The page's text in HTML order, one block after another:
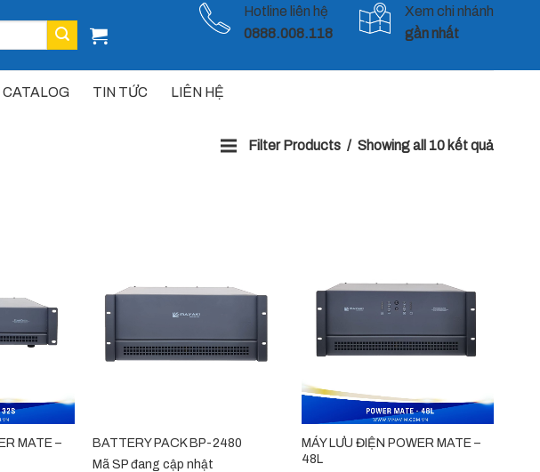
Hotline liên hệ
0888.008.118
Xem chi nhánh
gần nhất
CATALOG TIN TỨC LIÊN HỆ
Filter Products Showing all 10 kết quả
MATE –
BATTERY PACK BP-2480
Mã SP đang cập nhật
MÁY LƯU ĐIỆN POWER MATE –
48L